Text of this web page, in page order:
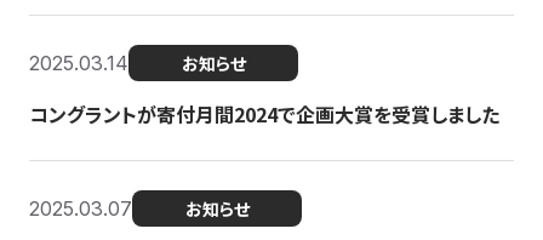
2025.03.14 お知らせ
コングラントが寄付月間2024で企画大賞を受賞しました
2025.03.07 お知らせ